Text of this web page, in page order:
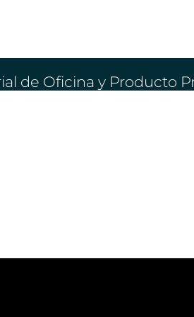
de Oficina y Producto